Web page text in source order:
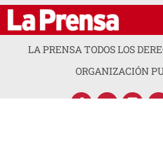
LA PRENSA TODOS LOS
ORGANIZACIÓN